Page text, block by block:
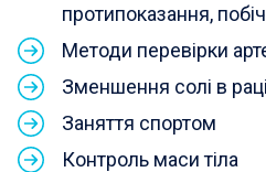
протипоказання,
Методи перевірки
Зменшення солі в
Заняття спортом
Контроль маси тіла